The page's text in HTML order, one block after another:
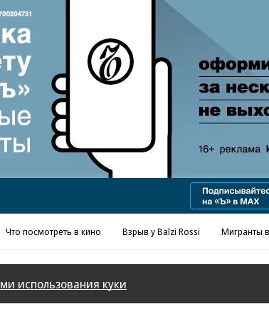
Что посмотреть в кино Взрыв у Balzi Rossi Мигранты
использования куки